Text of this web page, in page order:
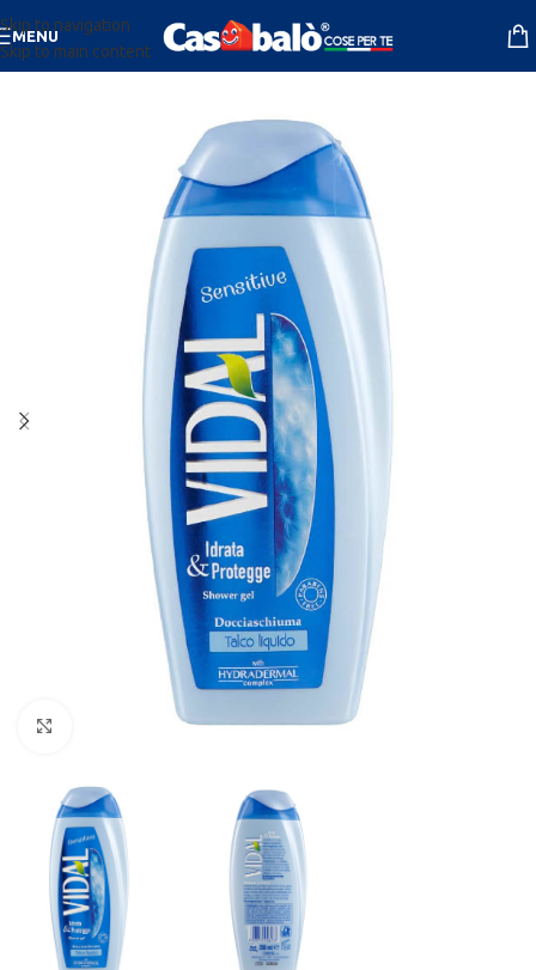
Skip to navigation
Skip to main content
MENU
Click to enlarge